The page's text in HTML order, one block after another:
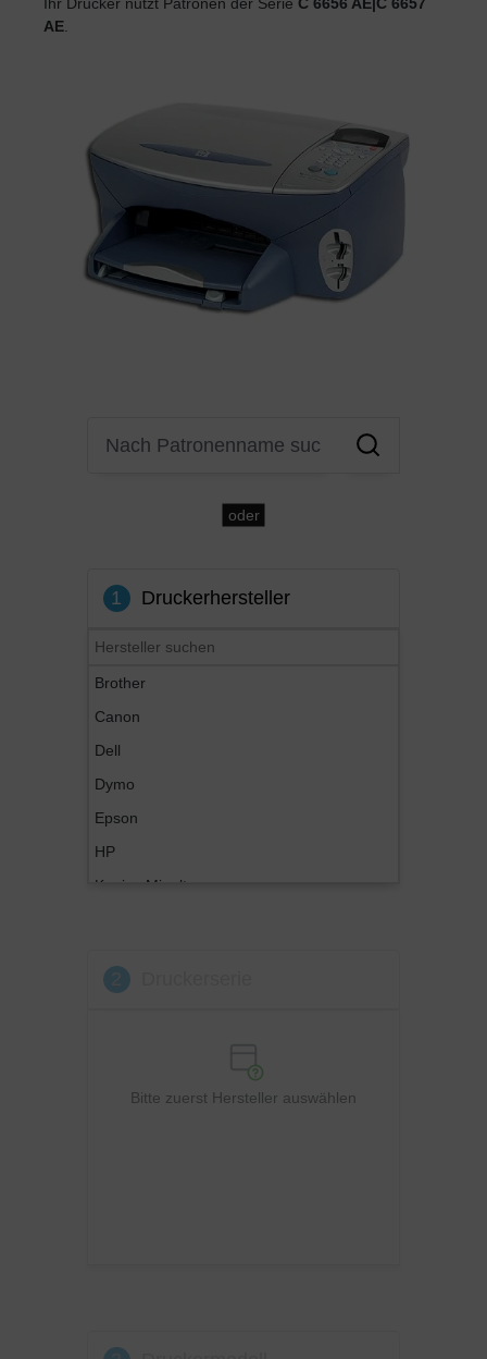
AE
oder
1 Druckerhersteller
Brother
Canon
Dell
Dymo
Epson
HP
Konica Minolta
OKI
Bitte zuerst Hersteller auswählen